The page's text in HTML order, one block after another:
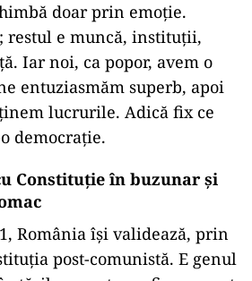
doar prin emoție.
restul e muncă, instituții,
Iar noi, ca popor, avem o
entuziasmăm superb, apoi
lucrurile. Adică fix ce
democrație.
Constituție în buzunar și
România își validează, prin
post-comunistă. E genul